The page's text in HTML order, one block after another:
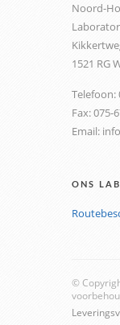
Noord-
1521 RG
Telefoon:
Fax: 075-
Email:
ONS
©